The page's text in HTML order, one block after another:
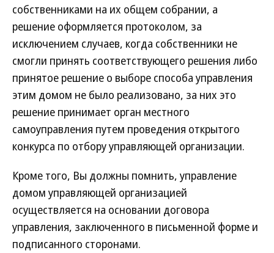
собственниками на их общем собрании, а
решение оформляется протоколом, за
исключением случаев, когда собственники не
смогли принять соответствующего решения либо
принятое решение о выборе способа управления
этим домом не было реализовано, за них это
решение принимает орган местного
самоуправления путем проведения открытого
конкурса по отбору управляющей организации.
Кроме того, Вы должны помнить, управление
домом управляющей организацией
осуществляется на основании договора
управления, заключенного в письменной форме и
подписанного сторонами.